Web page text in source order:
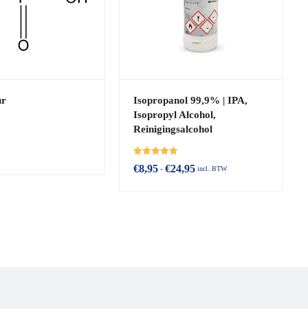
Isopropanol 99,9% | IPA,
Isopropyl Alcohol,
Reinigingsalcohol
met
€8,95 - €24,95 incl. BTW